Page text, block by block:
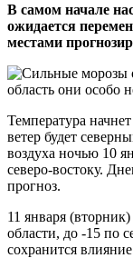
В самом начале
ожидается
местами
Температура
ветер будет
воздуха ночью 10
северо-востоку.
прогноз.
11 января
области, до -15 по
сохранится